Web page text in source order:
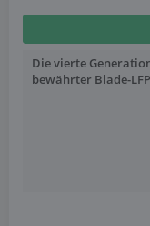
Die vierte
bewährter Blade-